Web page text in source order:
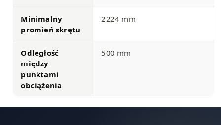
Minimalny
promień skrętu
2224 mm
Odległość
między
punktami
obciążenia
500 mm